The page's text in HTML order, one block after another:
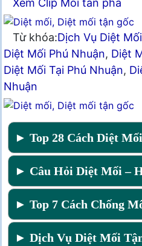
Từ khóa:Dịch Vụ Diệt
Diệt Mối Phú Nhuận, Diệt
Diệt Mối Tại Phú Nhuận,
Nhuận
► Top 28 Cách Diệt Mối
► Câu Hỏi Diệt Mối –
► Top 7 Cách Chống
► Dịch Vụ Diệt Mối